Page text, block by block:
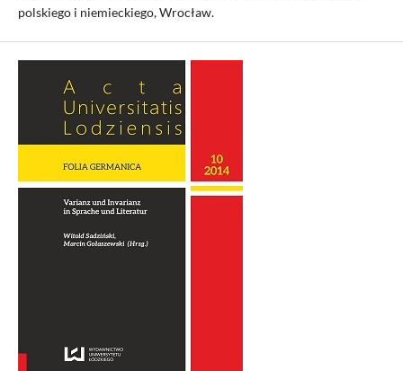
polskiego i niemieckiego, Wrocław.